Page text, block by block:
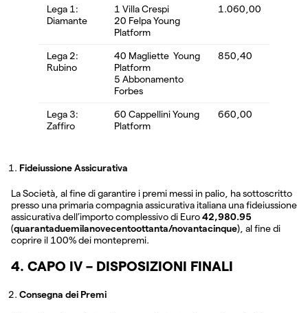
Lega 1:
Diamante
1 Villa Crespi
20 Felpa Young
Platform
1.060,00
Lega 2:
Rubino
40 Magliette Young
Platform
5 Abbonamento
Forbes
850,40
Lega 3:
Zaffiro
60 Cappellini Young
Platform
660,00
Fideiussione Assicurativa
La Società, al fine di garantire i premi messi in palio, ha sottoscritto
presso una primaria compagnia assicurativa italiana una fideiussione
assicurativa dell’importo complessivo di Euro42,980.95
(quarantaduemilanovecentoottanta/novantacinque), al fine di
coprire il 100% dei montepremi.
4. CAPO IV – DISPOSIZIONI FINALI
Consegna dei Premi